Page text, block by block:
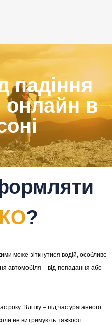
падіння
онлайн в
?
може зіткнутися водій, особливе
автомобіля – від попадання або
року. Влітку – під час ураганного
не витримують тяжкості